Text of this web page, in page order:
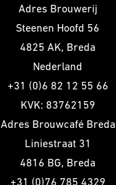
Adres Brouwerij
Steenen Hoofd 56
4825 AK, Breda
Nederland
+31 (0)6 82 12 55 66
KVK: 83762159
Adres Brouwcafé Breda
Liniestraat 31
4816 BG, Breda